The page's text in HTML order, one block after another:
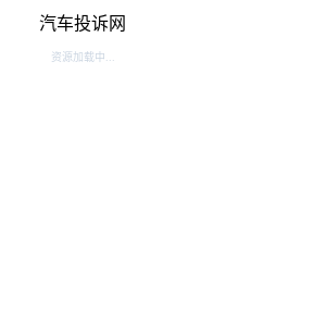
汽车投诉网
资源加载中...